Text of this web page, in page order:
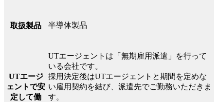
取扱製品 半導体製品
UTエージ
ェントで安
定して働
UTエージェントは「無期雇用派遣」を行って
いる会社です。
採用決定後はUTエージェントと期間を定めな
い雇用契約を結び、派遣先でご勤務いただきま
す。